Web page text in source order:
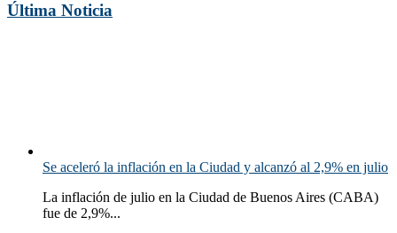
Última Noticia
Se aceleró la inflación en la Ciudad y alcanzó al 2,9% en julio
La inflación de julio en la Ciudad de Buenos Aires (CABA)
fue de 2,9%...